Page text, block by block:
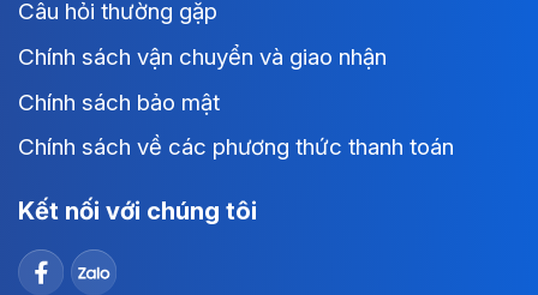
Câu hỏi thường gặp
Chính sách vận chuyển và giao nhận
Chính sách bảo mật
Chính sách về các phương thức thanh toán
Kết nối với chúng tôi